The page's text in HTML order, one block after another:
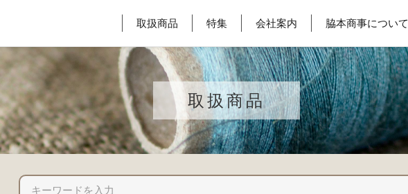
取扱商品 特集 会社案内 脇本商事について
取扱商品